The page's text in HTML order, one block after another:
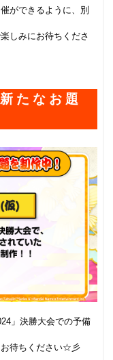
ができるように、別
しみにお待ちくださ
たなお題
」決勝大会での予備
お待ちください☆彡